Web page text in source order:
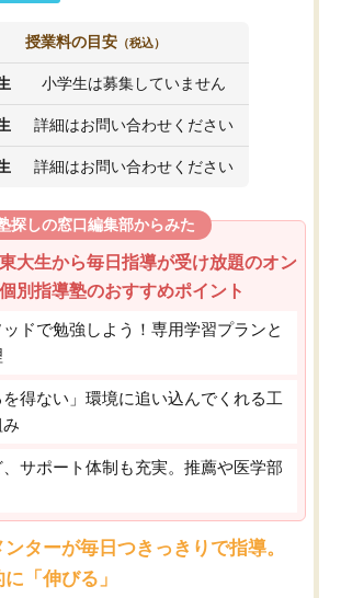
授業料の目安 （税込）
小学生は募集していません
詳細はお問い合わせください
詳細はお問い合わせください
探しの窓口編集部からみた
大生から毎日指導が受け放題のオン
別指導塾のおすすめポイント
ドで勉強しよう！専用学習プランと
を得ない」環境に追い込んでくれる工
サポート体制も充実。推薦や医学部
ターが毎日つきっきりで指導。
「伸びる」